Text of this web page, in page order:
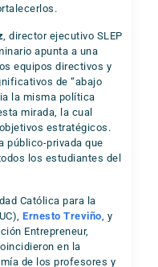
, director ejecutivo SLEP
apunta a una
equipos directivos y
de “abajo
la misma política
mirada, la cual
estratégicos.
público-privada que
los estudiantes del
Católica para la
Ernesto Treviño , y
Entrepreneur,
en la
de los profesores y